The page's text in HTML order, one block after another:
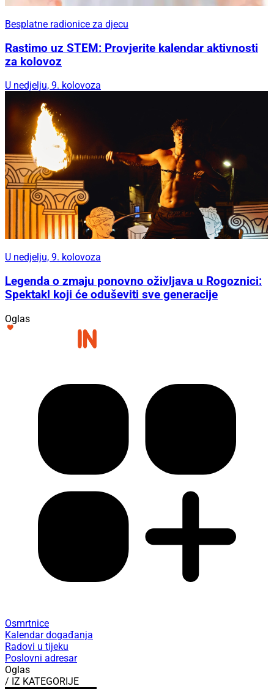
Besplatne radionice za djecu
Rastimo uz STEM: Provjerite kalendar aktivnosti
za kolovoz
U nedjelju, 9. kolovoza
U nedjelju, 9. kolovoza
Legenda o zmaju ponovno oživljava u Rogoznici:
Spektakl koji će oduševiti sve generacije
Oglas
Osmrtnice
Kalendar događanja
Radovi u tijeku
Poslovni adresar
Oglas
/ IZ KATEGORIJE